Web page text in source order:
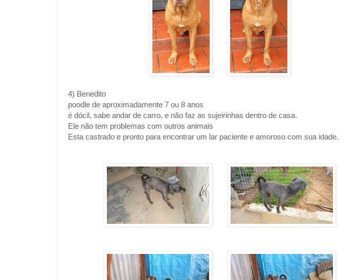
4) Benedito
poodle de aproximadamente 7 ou 8 anos
é dócil, sabe andar de carro, e não faz as sujeirinhas dentro de casa.
Ele não tem problemas com outros animais
Esta castrado e pronto para encontrar um lar paciente e amoroso com sua idade.